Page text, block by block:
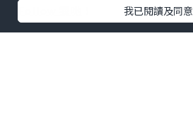
我已閱讀及同意